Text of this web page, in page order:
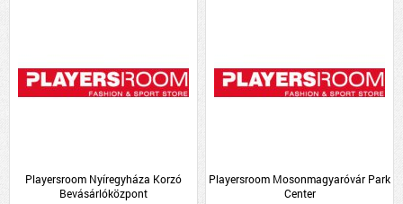
Playersroom Nyíregyháza Korzó
Bevásárlóközpont
Playersroom Mosonmagyaróvár Park
Center